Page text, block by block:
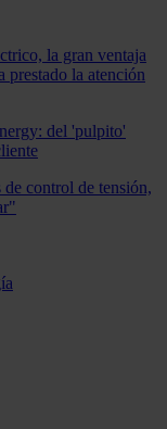
la gran ventaja
prestado la atención
del 'pulpito'
control de tensión,